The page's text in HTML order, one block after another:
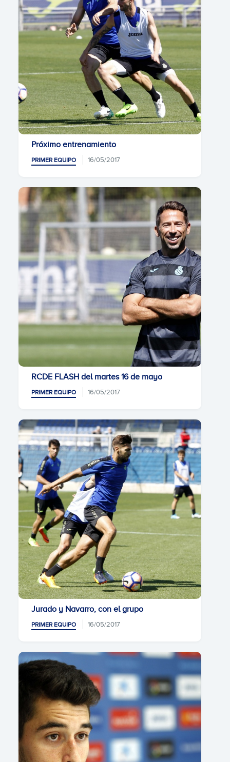
Próximo entrenamiento
PRIMER EQUIPO 16/05/2017
RCDE FLASH del martes 16 de mayo
PRIMER EQUIPO 16/05/2017
Jurado y Navarro, con el grupo
PRIMER EQUIPO 16/05/2017